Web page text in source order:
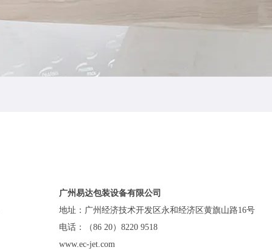
广州易达包装设备有限公司
地址：广州经济技术开发区永和经济区黄旗山路16号
电话：（86 20）8220 9518
www.ec-jet.com